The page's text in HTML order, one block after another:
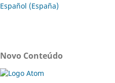
Español (España)
Novo Conteúdo